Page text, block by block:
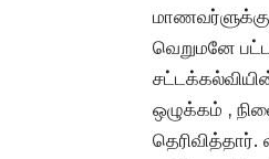
வெறுமனே
ஒழுக்கம் ,